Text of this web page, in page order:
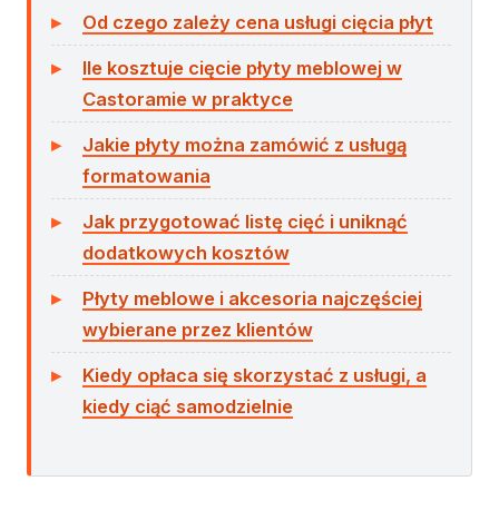
Od czego zależy cena usługi cięcia płyt
Ile kosztuje cięcie płyty meblowej w
Castoramie w praktyce
Jakie płyty można zamówić z usługą
formatowania
Jak przygotować listę cięć i uniknąć
dodatkowych kosztów
Płyty meblowe i akcesoria najczęściej
wybierane przez klientów
Kiedy opłaca się skorzystać z usługi, a
kiedy ciąć samodzielnie